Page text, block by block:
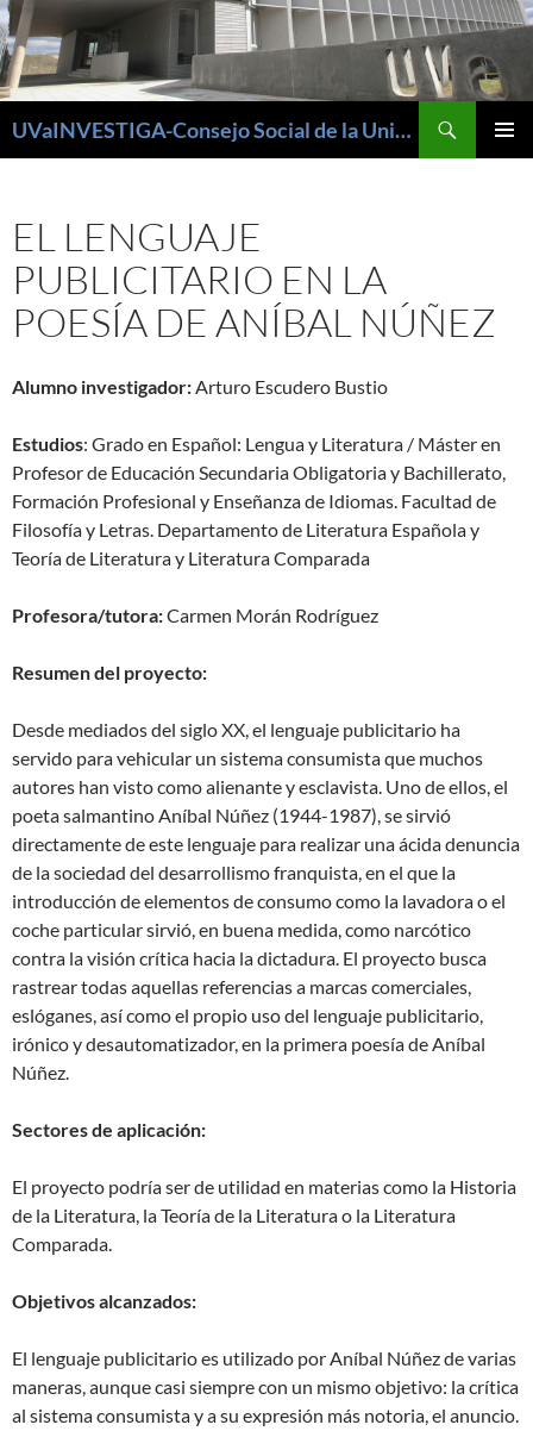
UVaINVESTIGA-Consejo Social de la Universidad de Valladolid
EL LENGUAJE
PUBLICITARIO EN LA
POESÍA DE ANÍBAL NÚÑEZ
Alumno investigador:Arturo Escudero Bustio
Estudios: Grado en Español: Lengua y Literatura / Máster en
Profesor de Educación Secundaria Obligatoria y Bachillerato,
Formación Profesional y Enseñanza de Idiomas. Facultad de
Filosofía y Letras. Departamento de Literatura Española y
Teoría de Literatura y Literatura Comparada
Profesora/tutora:Carmen Morán Rodríguez
Resumen del proyecto:
Desde mediados del siglo XX, el lenguaje publicitario ha
servido para vehicular un sistema consumista que muchos
autores han visto como alienante y esclavista. Uno de ellos, el
poeta salmantino Aníbal Núñez (1944-1987), se sirvió
directamente de este lenguaje para realizar una ácida denuncia
de la sociedad del desarrollismo franquista, en el que la
introducción de elementos de consumo como la lavadora o el
coche particular sirvió, en buena medida, como narcótico
contra la visión crítica hacia la dictadura. El proyecto busca
rastrear todas aquellas referencias a marcas comerciales,
eslóganes, así como el propio uso del lenguaje publicitario,
irónico y desautomatizador, en la primera poesía de Aníbal
Núñez.
Sectores de aplicación:
El proyecto podría ser de utilidad en materias como la Historia
de la Literatura, la Teoría de la Literatura o la Literatura
Comparada.
Objetivos alcanzados:
El lenguaje publicitario es utilizado por Aníbal Núñez de varias
maneras, aunque casi siempre con un mismo objetivo: la crítica
al sistema consumista y a su expresión más notoria, el anuncio.